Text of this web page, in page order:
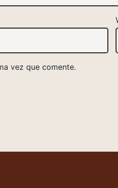
vez que comente.